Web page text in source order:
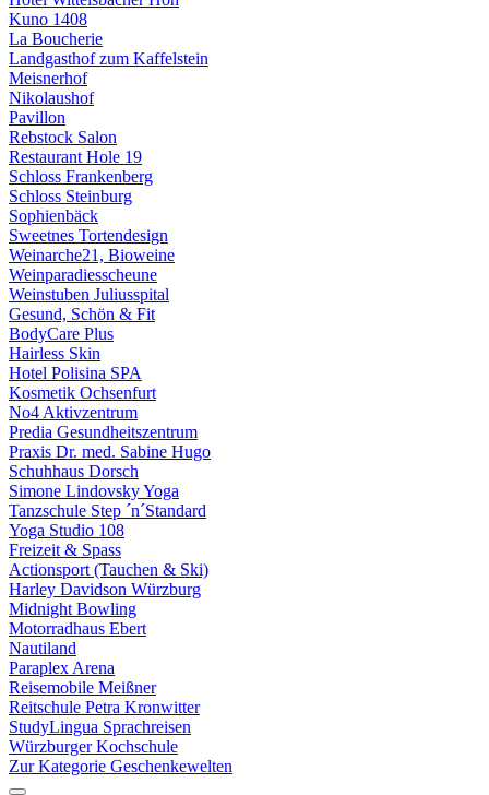
Kuno 1408
La Boucherie
Landgasthof zum Kaffelstein
Meisnerhof
Nikolaushof
Pavillon
Rebstock Salon
Restaurant Hole 19
Schloss Frankenberg
Schloss Steinburg
Sophienbäck
Sweetnes Tortendesign
Weinarche21, Bioweine
Weinparadiesscheune
Weinstuben Juliusspital
Gesund, Schön & Fit
BodyCare Plus
Hairless Skin
Hotel Polisina SPA
Kosmetik Ochsenfurt
No4 Aktivzentrum
Predia Gesundheitszentrum
Praxis Dr. med. Sabine Hugo
Schuhhaus Dorsch
Simone Lindovsky Yoga
Tanzschule Step ´n´Standard
Yoga Studio 108
Freizeit & Spass
Actionsport (Tauchen & Ski)
Harley Davidson Würzburg
Midnight Bowling
Motorradhaus Ebert
Nautiland
Paraplex Arena
Reisemobile Meißner
Reitschule Petra Kronwitter
StudyLingua Sprachreisen
Würzburger Kochschule
Zur Kategorie Geschenkewelten